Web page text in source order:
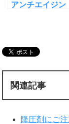
アンチエイジン
関連記事
降圧剤にご